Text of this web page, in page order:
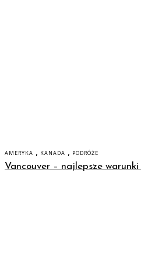
AMERYKA , KANADA , PODRÓŻE
Vancouver – najlepsze